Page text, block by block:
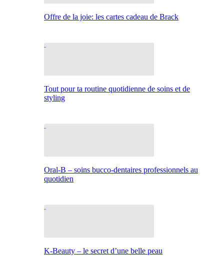
Offre de la joie: les cartes cadeau de Brack
Tout pour ta routine quotidienne de soins et de
styling
Oral-B – soins bucco-dentaires professionnels au
quotidien
K-Beauty – le secret d’une belle peau